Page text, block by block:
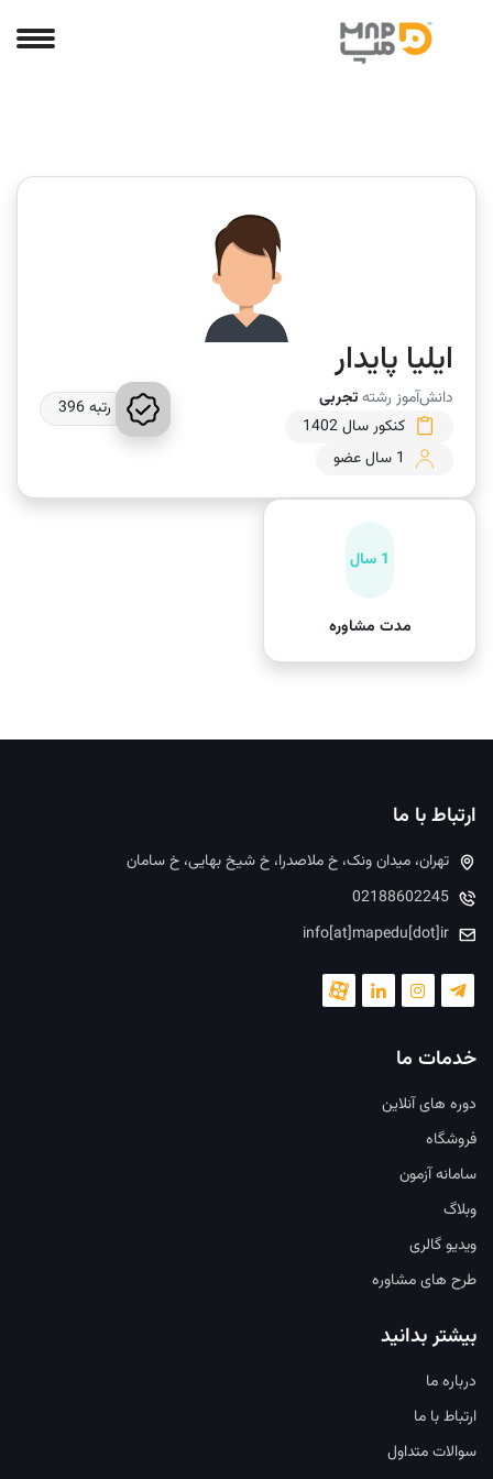
ایلیا پایدار
دانش‌آموز رشتهتجربی
کنکور سال 1402
1 سال عضو
رتبه 396
1 سال
مدت مشاوره
ارتباط با ما
تهران، میدان ونک، خ ملاصدرا، خ شیخ بهایی، خ سامان
02188602245
info[at]mapedu[dot]ir
خدمات ما
دوره های آنلاین
فروشگاه
سامانه آزمون
وبلاگ
ویدیو گالری
طرح های مشاوره
بیشتر بدانید
درباره ما
ارتباط با ما
سوالات متداول